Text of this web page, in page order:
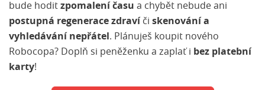
bude hodit zpomalení času a chybět nebude ani
postupná regenerace zdraví či skenování a
vyhledávání nepřátel . Plánuješ koupit nového
Robocopa? Doplň si peněženku a zaplať i bez platební
karty!